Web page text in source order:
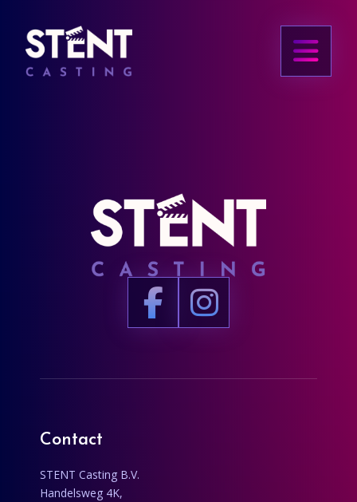
Contact
STENT Casting B.V.
Handelsweg 4K,